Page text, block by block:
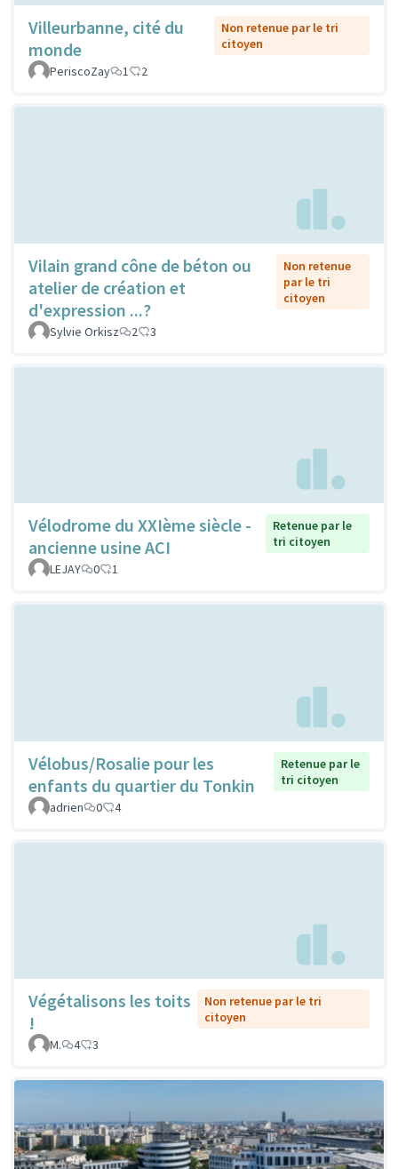
Villeurbanne, cité du
monde
Non retenue par le tri
citoyen
PeriscoZay
1 2
Vilain grand cône de béton ou
atelier de création et
d'expression ...?
Non retenue
par le tri
citoyen
Sylvie Orkisz 2 3
Vélodrome du XXIème siècle -
ancienne usine ACI
Retenue par le
tri citoyen
LEJAY
0 1
Vélobus/Rosalie pour les
enfants du quartier du Tonkin
Retenue par le
tri citoyen
adrien
0 4
Végétalisons les toits
!
Non retenue par le tri
citoyen
M.
4 3